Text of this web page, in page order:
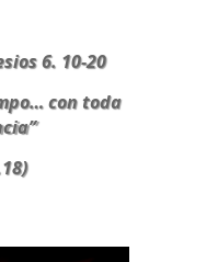
6. 10-20
con toda